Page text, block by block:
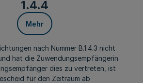
1.4.4
Mehr
nach Nummer B.1.4.3 nicht
hat die Zuwendungsempfängerin
dies zu vertreten, ist
für den Zeitraum ab